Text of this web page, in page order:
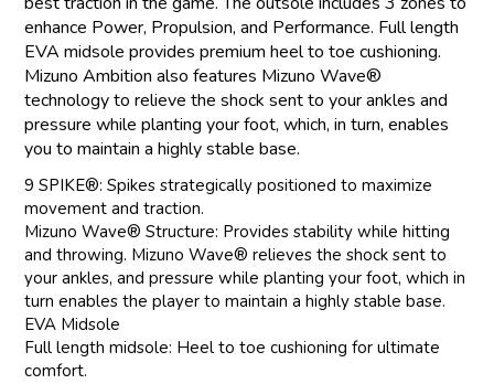
enhance Power, Propulsion, and Performance. Full length
EVA midsole provides premium heel to toe cushioning.
Mizuno Ambition also features Mizuno Wave®
technology to relieve the shock sent to your ankles and
pressure while planting your foot, which, in turn, enables
you to maintain a highly stable base.
9 SPIKE®: Spikes strategically positioned to maximize
movement and traction.
Mizuno Wave® Structure: Provides stability while hitting
and throwing. Mizuno Wave® relieves the shock sent to
your ankles, and pressure while planting your foot, which in
turn enables the player to maintain a highly stable base.
EVA Midsole
Full length midsole: Heel to toe cushioning for ultimate
comfort.